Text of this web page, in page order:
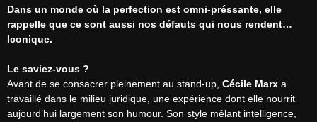
Dans un monde où la perfection est omni-préssante, elle
rappelle que ce sont aussi nos défauts qui nous rendent…
Iconique.
Le saviez-vous ?
Avant de se consacrer pleinement au stand-up, Cécile Marx a
travaillé dans le milieu juridique, une expérience dont elle nourrit
aujourd’hui largement son humour. Son style mêlant intelligence,